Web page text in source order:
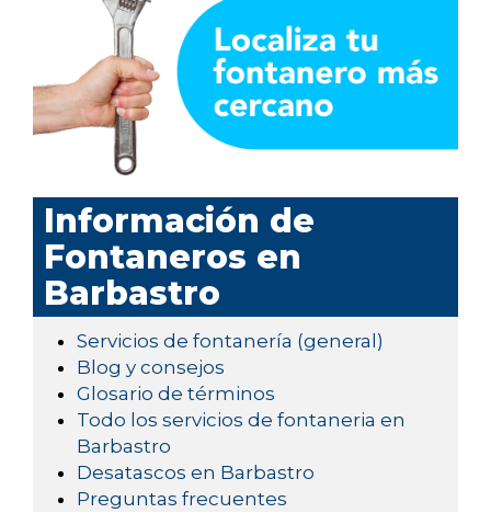
Información de
Fontaneros en
Barbastro
Servicios de fontanería (general)
Blog y consejos
Glosario de términos
Todo los servicios de fontaneria en
Barbastro
Desatascos en Barbastro
Preguntas frecuentes